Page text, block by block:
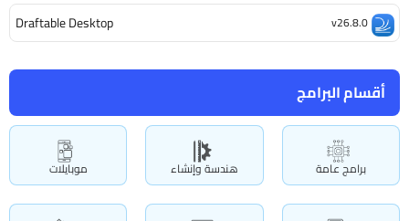
أقسام البرامج
برامج عامة هندسة وإنشاء موبايلات
Draftable Desktop v26.8.0